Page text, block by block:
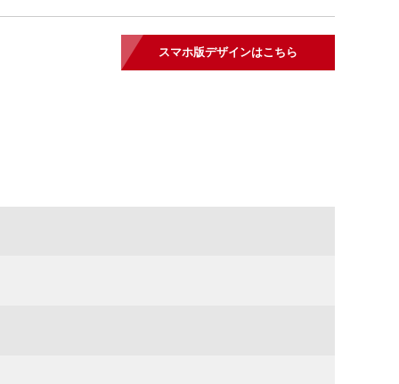
スマホ版デザインはこちら